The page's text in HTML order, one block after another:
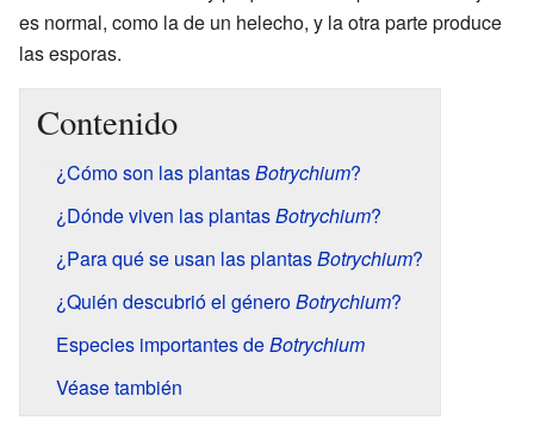
es normal, como la de un helecho, y la otra parte produce
las esporas.
Contenido
¿Cómo son las plantasBotrychium?
¿Dónde viven las plantasBotrychium?
¿Para qué se usan las plantasBotrychium?
¿Quién descubrió el géneroBotrychium?
Especies importantes deBotrychium
Véase también